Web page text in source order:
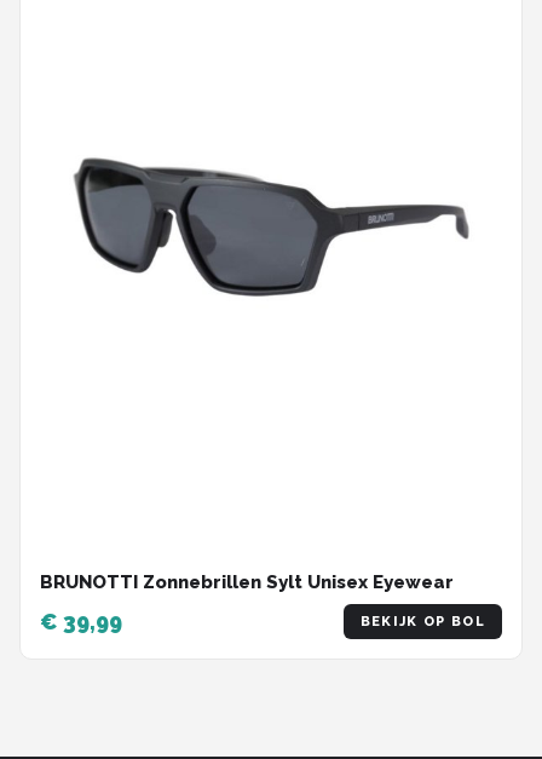
BRUNOTTI Zonnebrillen Sylt Unisex Eyewear
€ 39,99 BEKIJK OP BOL